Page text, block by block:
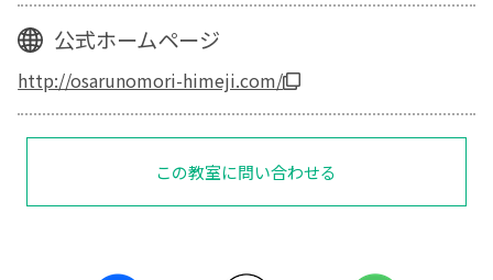
公式ホームページ
http://osarunomori-himeji.com/
この教室に問い合わせる